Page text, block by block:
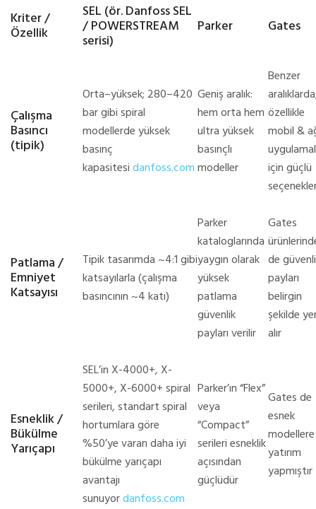
Kriter /
Özellik
SEL (ör. Danfoss SEL
/ POWERSTREAM
serisi)
Parker Gates
Çalışma
Basıncı
(tipik)
Orta–yüksek; 280–420
bar gibi spiral
modellerde yüksek
basınç
kapasitesidanfoss.com
Geniş aralık:
hem orta hem
ultra yüksek
basınçlı
modeller
Benzer
özellikle
mobil &
için güçlü
Patlama /
Emniyet
Katsayısı
Tipik tasarımda ~4:1 gibi
katsayılarla (çalışma
basıncının ~4 katı)
Parker
kataloglarında
yaygın olarak
yüksek
patlama
güvenlik
payları verilir
Gates
de
payları
belirgin
şekilde
alır
Esneklik /
Bükülme
Yarıçapı
SEL’in X-4000+, X-
5000+, X-6000+ spiral
serileri, standart spiral
hortumlara göre
%50’ye varan daha iyi
bükülme yarıçapı
avantajı
sunuyordanfoss.com
Parker’ın “Flex”
veya
“Compact”
serileri esneklik
açısından
güçlüdür
Gates de
esnek
modellere
yatırım
yapmıştır